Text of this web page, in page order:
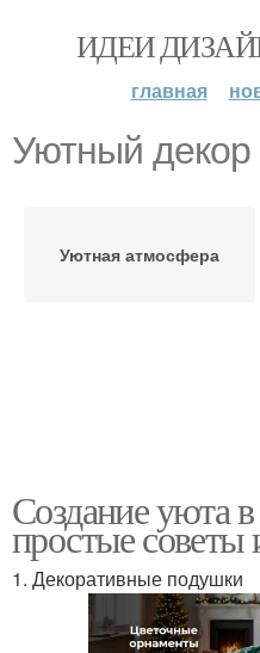
ИДЕИ
главная
Уютный декор
Уютная атмосфера
Создание уюта
простые советы
1. Декоративные подушки